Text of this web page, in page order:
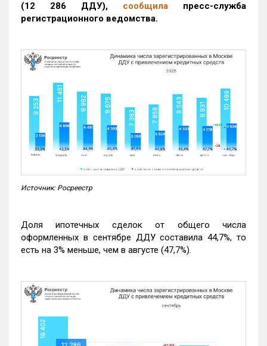
(12 286 ДДУ), сообщила пресс-служба
регистрационного ведомства.
Источник: Росреестр
Доля ипотечных сделок от общего числа
оформленных в сентябре ДДУ составила 44,7%, то
есть на 3% меньше, чем в августе (47,7%).